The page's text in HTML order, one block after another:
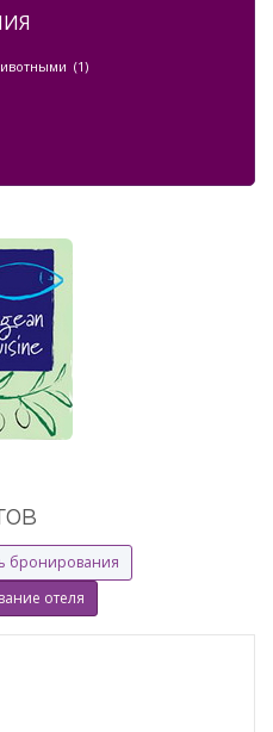
(1)
бронирования
отеля